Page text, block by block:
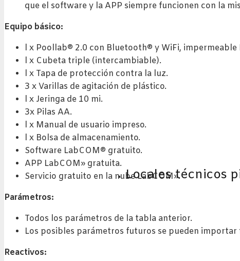
Locales técnicos
que el software y la APP siempre funcionen con la
Equipo básico:
l x Poollab® 2.0 con Bluetooth® y WiFi, impermeable
l x Cubeta triple (intercambiable).
l x Tapa de protección contra la luz.
3 x Varillas de agitación de plástico.
l x Jeringa de 10 mi.
3x Pilas AA.
l x Manual de usuario impreso.
l x Bolsa de almacenamiento.
Software LabCOM® gratuito.
APP LabCOM» gratuita.
Servicio gratuito en la nube LabCOM».
Parámetros:
Todos los parámetros de la tabla anterior.
Los posibles parámetros futuros se pueden
Reactivos: